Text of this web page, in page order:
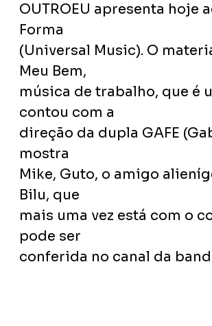
OUTROEU apresenta hoje
Forma
(Universal Music). O
Meu Bem,
música de trabalho, que é
contou com a
direção da dupla GAFE
mostra
Mike, Guto, o amigo
Bilu, que
mais uma vez está com o
pode ser
conferida no canal da